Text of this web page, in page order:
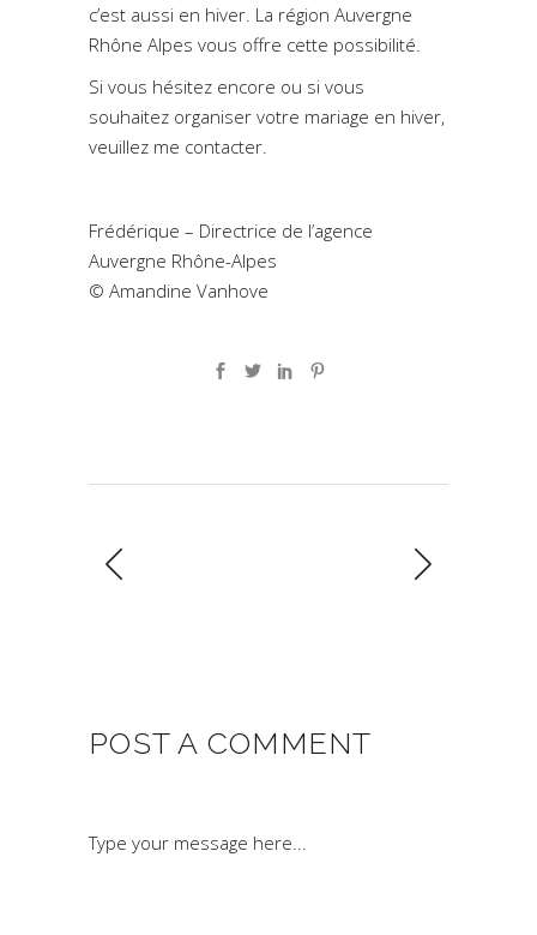
c’est aussi en hiver. La région Auvergne
Rhône Alpes vous offre cette possibilité.
Si vous hésitez encore ou si vous
souhaitez organiser votre mariage en hiver,
veuillez me contacter.
Frédérique – Directrice de l’agence
Auvergne Rhône-Alpes
© Amandine Vanhove
POST A COMMENT